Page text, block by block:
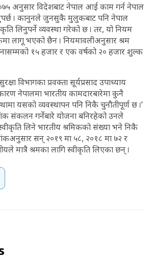
अनुसार विदेशबाट नेपाल आई काम गर्न नेपाल
। कानुनले जुनसुकै मुलुकबाट पनि नेपाल
लिनुपर्ने व्यवस्था गरेको छ । तर, यो नियम
लागू भएको छैन । नियमावलीअनुसार श्रम
१५ हजार र एक वर्षको २० हजार शुल्क
विभागका प्रवक्ता सूर्यप्रसाद उपाध्याय
नेपालमा भारतीय कामदारबारेमा कुनै
यसको व्यवस्थापन पनि निकै चुनौतीपूर्ण छ ।’
संकलन गर्नेबारे योजना बनिरहेको उनले
लिने भारतीय श्रमिकको संख्या भने निकै
सन् २०१९ मा ५८, २०१८ मा ७२ र
मात्रै श्रमका लागि स्वीकृति लिएका छन् ।